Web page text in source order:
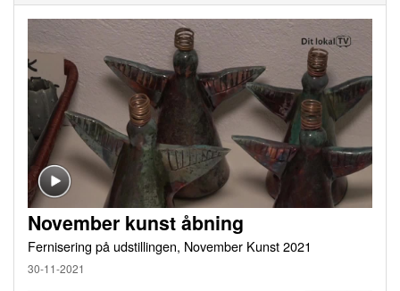
November kunst åbning
Fernisering på udstillingen, November Kunst 2021
30-11-2021